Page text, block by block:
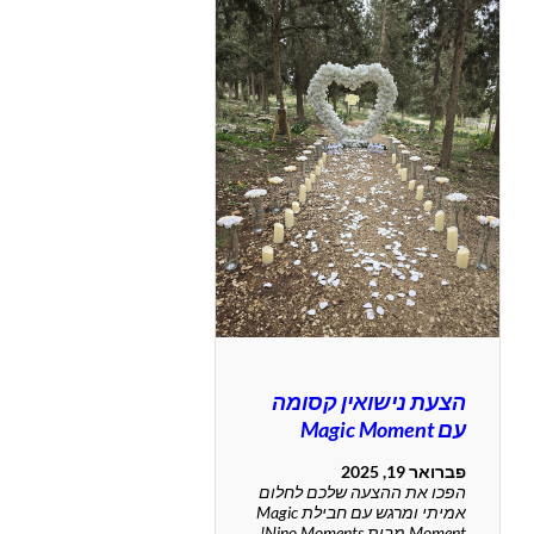
הצעת נישואין קסומה
עם Magic Moment
פברואר 19, 2025
הפכו את ההצעה שלכם לחלום
אמיתי ומרגש עם חבילת Magic